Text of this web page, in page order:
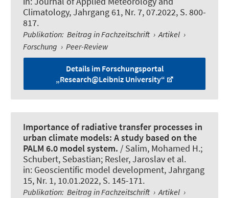
Climatology, Jahrgang 61, Nr. 7, 07.2022, S. 800-
817.
Publikation: Beitrag in Fachzeitschrift › Artikel ›
Forschung › Peer-Review
Details im Forschungsportal
„Research@Leibniz University“
Importance of radiative transfer processes in
urban climate models: A study based on the
PALM 6.0 model system. / Salim, Mohamed H.;
Schubert, Sebastian; Resler, Jaroslav et al.
in: Geoscientific model development, Jahrgang
15, Nr. 1, 10.01.2022, S. 145-171.
Publikation: Beitrag in Fachzeitschrift › Artikel ›